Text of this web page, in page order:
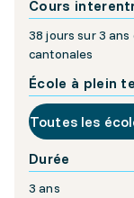
Cours
38 jours sur 3
cantonales
École à plein
Toutes les
Durée
3 ans